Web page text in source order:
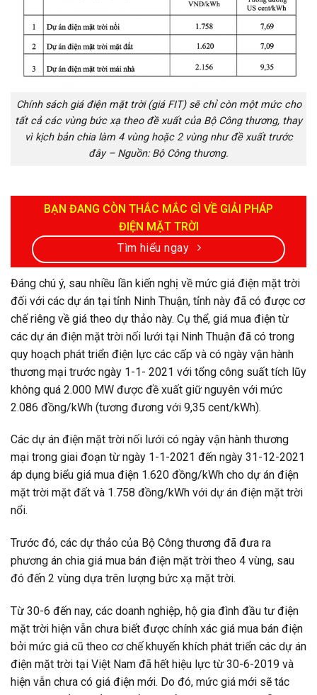
Chính sách giá điện mặt trời (giá FIT) sẽ chỉ còn một mức cho
tất cả các vùng bức xạ theo đề xuất của Bộ Công thương, thay
vì kịch bản chia làm 4 vùng hoặc 2 vùng như đề xuất trước
đây – Nguồn: Bộ Công thương.
BẠN ĐANG CÒN THẮC MẮC GÌ VỀ GIẢI PHÁP
ĐIỆN MẶT TRỜI
Tìm hiểu ngay
Đáng chú ý, sau nhiều lần kiến nghị về mức giá điện mặt trời
đối với các dự án tại tỉnh Ninh Thuận, tỉnh này đã có được cơ
chế riêng về giá theo dự thảo này. Cụ thể, giá mua điện từ
các dự án điện mặt trời nối lưới tại Ninh Thuận đã có trong
quy hoạch phát triển điện lực các cấp và có ngày vận hành
thương mại trước ngày 1-1- 2021 với tổng công suất tích lũy
không quá 2.000 MW được đề xuất giữ nguyên với mức
2.086 đồng/kWh (tương đương với 9,35 cent/kWh).
Các dự án điện mặt trời nối lưới có ngày vận hành thương
mại trong giai đoạn từ ngày 1-1-2021 đến ngày 31-12-2021
áp dụng biểu giá mua điện 1.620 đồng/kWh cho dự án điện
mặt trời mặt đất và 1.758 đồng/kWh với dự án điện mặt trời
nổi.
Trước đó, các dự thảo của Bộ Công thương đã đưa ra
phương án chia giá mua bán điện mặt trời theo 4 vùng, sau
đó đến 2 vùng dựa trên lượng bức xạ mặt trời.
Từ 30-6 đến nay, các doanh nghiệp, hộ gia đình đầu tư điện
mặt trời hiện vẫn chưa biết được chính xác giá mua bán điện
bởi mức giá cũ theo cơ chế khuyến khích phát triển các dự án
điện mặt trời tại Việt Nam đã hết hiệu lực từ 30-6-2019 và
hiện vẫn chưa có giá điện mới. Do đó, mức giá mới sẽ tác